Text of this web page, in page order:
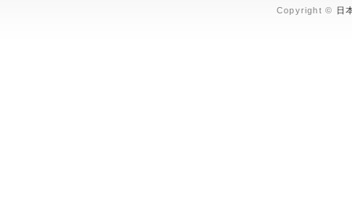
Copyright © 日